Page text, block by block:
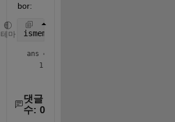
bor:
테마 ismember(12, neighbors(G,10))
ans =
댓글
수: 0